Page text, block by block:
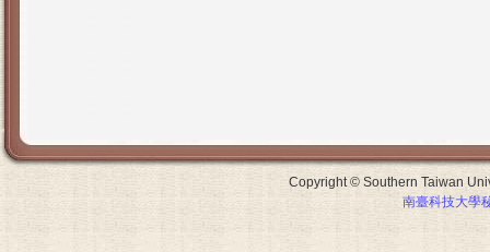
Copyright © Southern Taiwan
南臺科技大學